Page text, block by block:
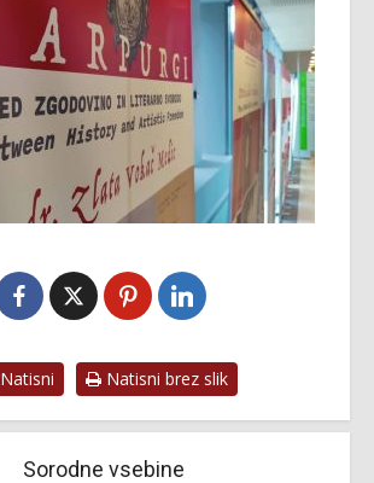
Natisni Natisni brez slik
Sorodne vsebine